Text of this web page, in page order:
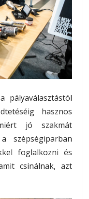
pályaválasztástól
hasznos
jó szakmát
szépségiparban
foglalkozni és
csinálnak, azt